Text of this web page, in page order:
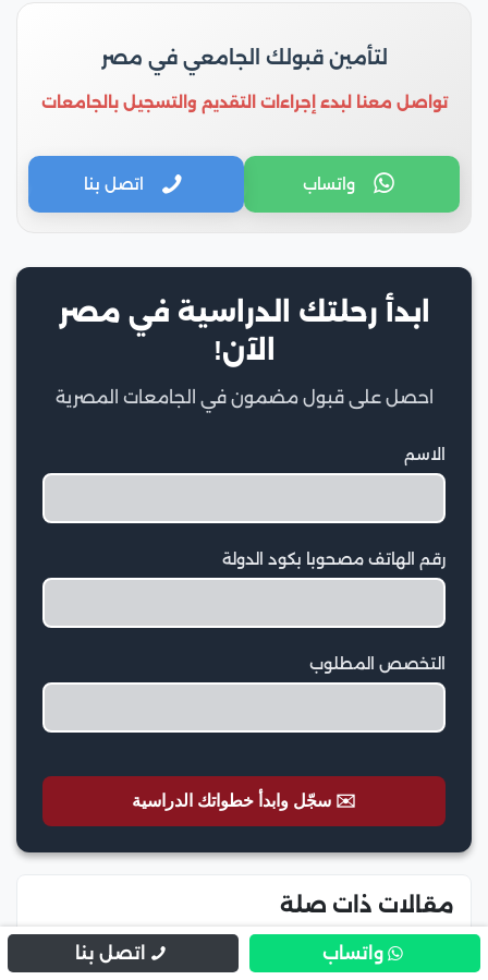
لتأمين قبولك الجامعي في مصر
تواصل معنا لبدء إجراءات التقديم والتسجيل بالجامعات
واتساب اتصل بنا
ابدأ رحلتك الدراسية في مصر
الآن!
احصل على قبول مضمون في الجامعات المصرية
الاسم
رقم الهاتف مصحوبا بكود الدولة
التخصص المطلوب
✉️ سجّل وابدأ خطواتك الدراسية
مقالات ذات صلة
مصاريف كلية تكنولوجيا العلوم الصحية التطبيقية
واتساب اتصل بنا